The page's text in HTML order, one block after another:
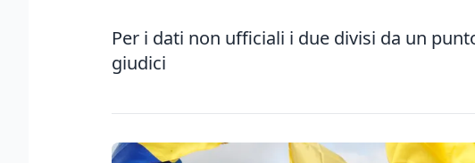
Per i dati non ufficiali i due divisi da un
giudici